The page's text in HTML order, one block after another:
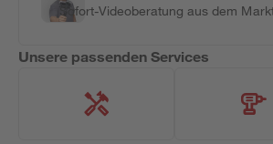
Sofort-Videoberatung aus dem
Unsere passenden Services